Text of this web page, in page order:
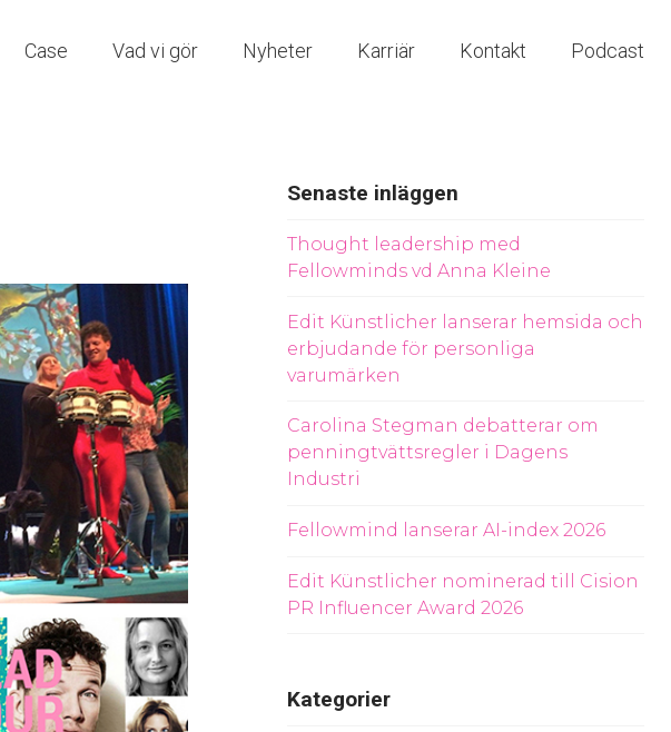
Case Vad vi gör Nyheter Karriär Kontakt Podcast
Senaste inläggen
Thought leadership med
Fellowminds vd Anna Kleine
Edit Künstlicher lanserar hemsida och
erbjudande för personliga
varumärken
Carolina Stegman debatterar om
penningtvättsregler i Dagens
Industri
Fellowmind lanserar AI-index 2026
Edit Künstlicher nominerad till Cision
PR Influencer Award 2026
Kategorier